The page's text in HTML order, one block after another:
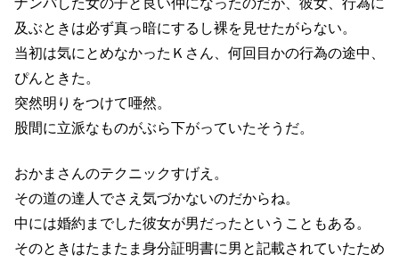
ナンパした女の子と良い仲になったのだが、彼女、行為に
及ぶときは必ず真っ暗にするし裸を見せたがらない。
当初は気にとめなかったＫさん、何回目かの行為の途中、
ぴんときた。
突然明りをつけて唖然。
股間に立派なものがぶら下がっていたそうだ。
おかまさんのテクニックすげえ。
その道の達人でさえ気づかないのだからね。
中には婚約までした彼女が男だったということもある。
そのときはたまたま身分証明書に男と記載されていたため